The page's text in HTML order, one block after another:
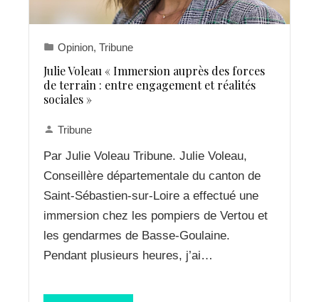
Opinion, Tribune
Julie Voleau « Immersion auprès des forces
de terrain : entre engagement et réalités
sociales »
Tribune
Par Julie Voleau Tribune. Julie Voleau,
Conseillère départementale du canton de
Saint-Sébastien-sur-Loire a effectué une
immersion chez les pompiers de Vertou et
les gendarmes de Basse-Goulaine.
Pendant plusieurs heures, j’ai…